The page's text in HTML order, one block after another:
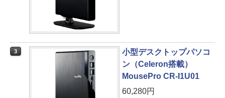
3
小型デスクトップパソコ
ン（Celeron搭載）
MousePro CR-I1U01
60,280円